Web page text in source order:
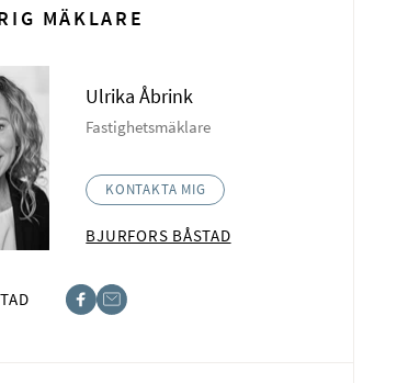
MÄKLARE
Ulrika Åbrink
Fastighetsmäklare
KONTAKTA MIG
BJURFORS BÅSTAD